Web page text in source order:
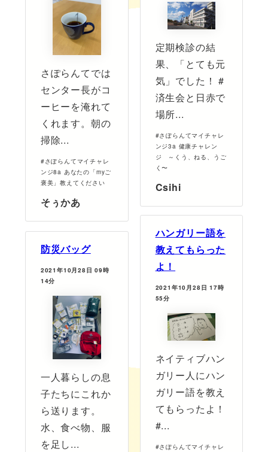
定期検診の結
果、「とても元
気」でした！ #
済生会と日赤で
場所...
#さぽらんてマイチャレ
ンジ3a 健康チャレン
ジ ～くう、ねる、うご
く〜
Csihi
さぽらんてでは
センター長がコ
ーヒーを淹れて
くれます。朝の
掃除...
#さぽらんてマイチャレ
ンジ8a あなたの「myご
褒美」教えてください
そぅかあ
ハンガリー語を
教えてもらった
よ！
2021年10月28日 17時
55分
ネイティブハン
ガリー人にハン
ガリー語を教え
てもらったよ！
#...
#さぽらんてマイチャレ
防災バッグ
2021年10月28日 09時
14分
一人暮らしの息
子たちにこれか
ら送ります。
水、食べ物、服
を足し...